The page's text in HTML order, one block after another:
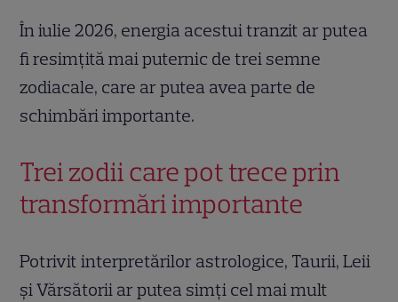
În iulie 2026, energia acestui tranzit ar putea
fi resimțită mai puternic de trei semne
zodiacale, care ar putea avea parte de
schimbări importante.
Trei zodii care pot trece prin
transformări importante
Potrivit interpretărilor astrologice, Taurii, Leii
și Vărsătorii ar putea simți cel mai mult